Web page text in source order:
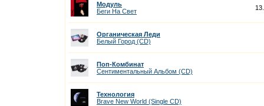
Модуль
Беги На Cвет
Органическая Леди
Белый Город (CD)
Поп-Комбинат
Сентиментальный Альбом (CD)
Технология
Brave New World (Single CD)